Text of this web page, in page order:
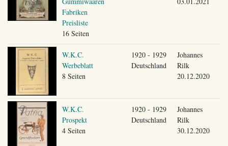
Fabriken
Preisliste
16 Seiten
W.K.C.
Werbeblatt
8 Seiten
1920 - 1929
Deutschland
Johannes
Rilk
20.12.2020
W.K.C.
Prospekt
4 Seiten
1920 - 1929
Deutschland
Johannes
Rilk
30.12.2020